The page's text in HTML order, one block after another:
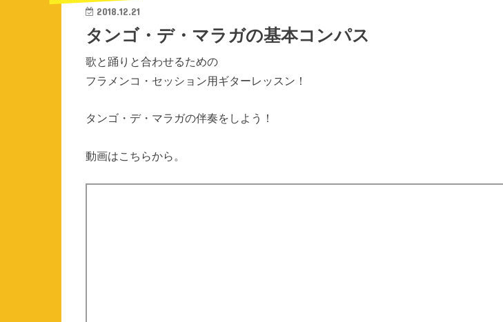
2018.12.21
タンゴ・デ・マラガの基本コンパス
歌と踊りと合わせるための
フラメンコ・セッション用ギターレッスン！
タンゴ・デ・マラガの伴奏をしよう！
動画はこちらから。